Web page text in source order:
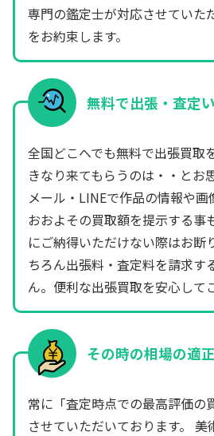
専門の鑑定士が対応させていた
をお約束します。
無料で出張・査定
全国どこへでも無料で出張買取
きなり来てもらうのは・・とお
メール・LINEで作品の情報や画
おおよその買取額を提示する事
にご納得いただけない際はお断
ちろん出張料・査定料を請求す
ん。便利な出張買取を安心して
その時の相場の適
常に「査定時点での最高評価の
させていただいております。